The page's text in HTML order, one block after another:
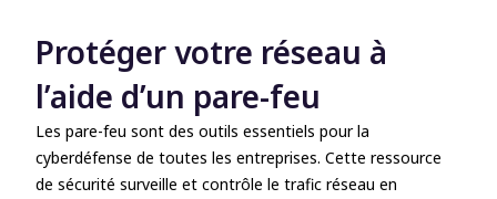
Protéger votre réseau à
l’aide d’un pare-feu
Les pare-feu sont des outils essentiels pour la
cyberdéfense de toutes les entreprises. Cette ressource
de sécurité surveille et contrôle le trafic réseau en